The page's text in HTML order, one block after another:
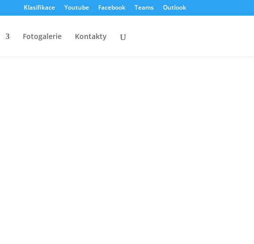
Klasifikace Youtube Facebook Teams Outlook
Fotogalerie Kontakty